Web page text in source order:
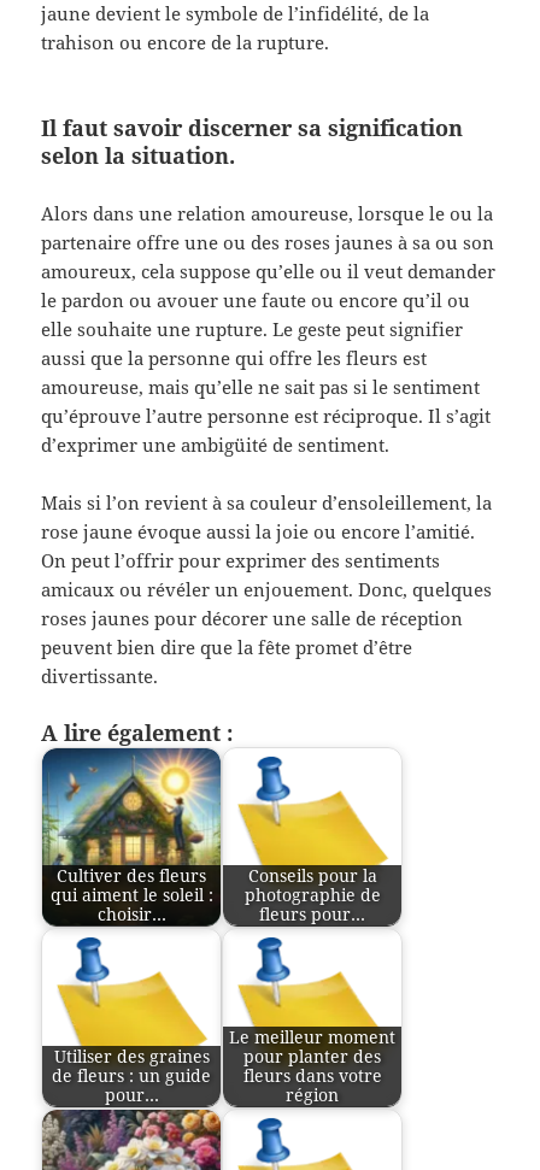
jaune devient le symbole de l’infidélité, de la
trahison ou encore de la rupture.
Il faut savoir discerner sa signification
selon la situation.
Alors dans une relation amoureuse, lorsque le ou la
partenaire offre une ou des roses jaunes à sa ou son
amoureux, cela suppose qu’elle ou il veut demander
le pardon ou avouer une faute ou encore qu’il ou
elle souhaite une rupture. Le geste peut signifier
aussi que la personne qui offre les fleurs est
amoureuse, mais qu’elle ne sait pas si le sentiment
qu’éprouve l’autre personne est réciproque. Il s’agit
d’exprimer une ambigüité de sentiment.
Mais si l’on revient à sa couleur d’ensoleillement, la
rose jaune évoque aussi la joie ou encore l’amitié.
On peut l’offrir pour exprimer des sentiments
amicaux ou révéler un enjouement. Donc, quelques
roses jaunes pour décorer une salle de réception
peuvent bien dire que la fête promet d’être
divertissante.
A lire également :
Cultiver des fleurs
qui aiment le soleil :
choisir…
Conseils pour la
photographie de
fleurs pour…
Utiliser des graines
de fleurs : un guide
pour…
Le meilleur moment
pour planter des
fleurs dans votre
région